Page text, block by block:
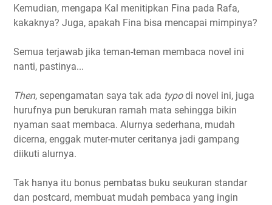
Kemudian, mengapa Kal menitipkan Fina pada Rafa,
kakaknya? Juga, apakah Fina bisa mencapai mimpinya?
Semua terjawab jika teman-teman membaca novel ini
nanti, pastinya...
Then, sepengamatan saya tak ada typodi novel ini, juga
hurufnya pun berukuran ramah mata sehingga bikin
nyaman saat membaca. Alurnya sederhana, mudah
dicerna, enggak muter-muter ceritanya jadi gampang
diikuti alurnya.
Tak hanya itu bonus pembatas buku seukuran standar
dan postcard, membuat mudah pembaca yang ingin